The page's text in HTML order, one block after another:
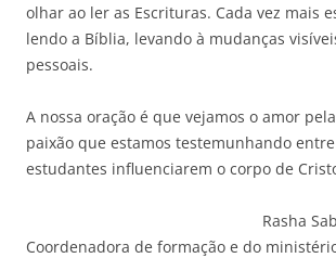
olhar ao ler as Escrituras. Cada vez mais
lendo a Bíblia, levando à mudanças
pessoais.
A nossa oração é que vejamos o amor
paixão que estamos testemunhando
estudantes influenciarem o corpo de
Rasha
Coordenadora de formação e do